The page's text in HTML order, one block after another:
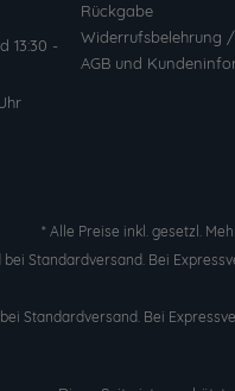
13:30 -
Rückgabe
Widerrufsbelehrung
AGB und
* Alle Preise inkl. gesetzl.
Standardversand. Bei
Standardversand. Bei